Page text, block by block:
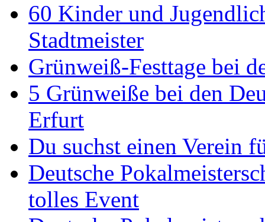
60 Kinder und
Stadtmeister
Grünweiß-Festtage bei
5 Grünweiße bei den
Erfurt
Du suchst einen Verein
Deutsche
tolles Event